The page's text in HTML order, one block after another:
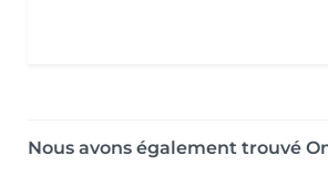
Nous avons également trouvé